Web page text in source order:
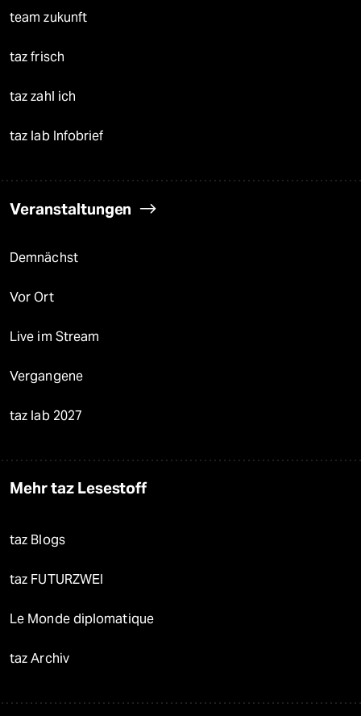
team zukunft
taz frisch
taz zahl ich
taz lab Infobrief
Veranstaltungen
Demnächst
Vor Ort
Live im Stream
Vergangene
taz lab 2027
Mehr taz Lesestoff
taz Blogs
taz FUTURZWEI
Le Monde diplomatique
taz Archiv